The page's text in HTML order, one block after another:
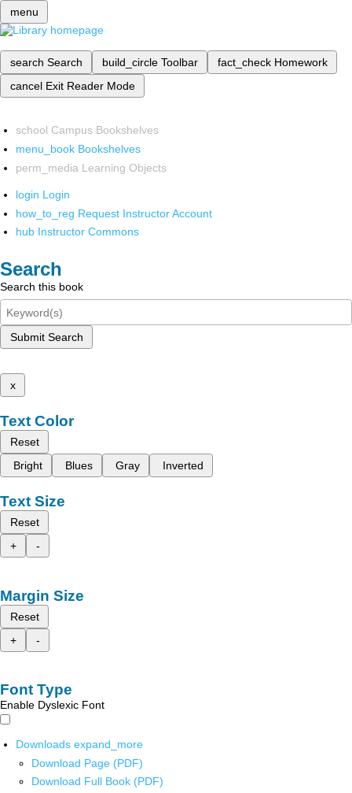
menu
search Search build_circle Toolbar fact_check Homework
cancel Exit Reader Mode
school Campus Bookshelves
menu_book Bookshelves
perm_media Learning Objects
login Login
how_to_reg Request Instructor Account
hub Instructor Commons
Search
Search this book
Submit Search
x
Text Color
Reset
Bright
Blues Gray Inverted
Text Size
Reset
+
-
Margin Size
Reset
+
-
Font Type
Enable Dyslexic Font
Downloads expand_more
Download Page (PDF)
Download Full Book (PDF)